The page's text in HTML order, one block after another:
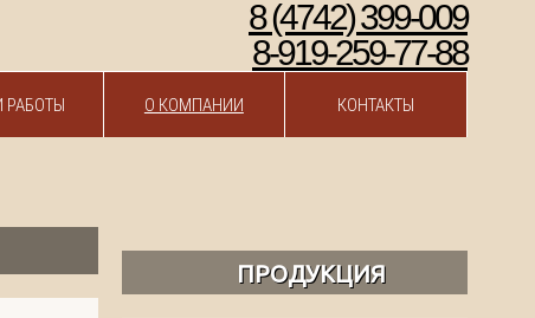
8 (4742) 399-009
8-919-259-77-88
РАБОТЫ О КОМПАНИИ КОНТАКТЫ
ПРОДУКЦИЯ